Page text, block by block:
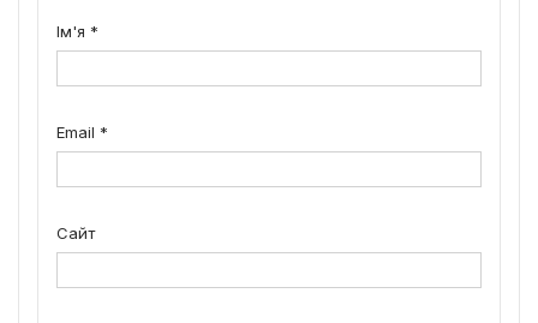
Ім'я *
Email *
Сайт